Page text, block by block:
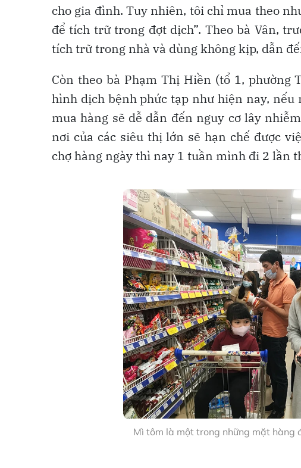
cho gia đình. Tuy nhiên, tôi chỉ mua theo
để tích trữ trong đợt dịch”. Theo bà Vân,
tích trữ trong nhà và dùng không kịp, dẫn
Còn theo bà Phạm Thị Hiền (tổ 1,
hình dịch bệnh phức tạp như hiện nay, nếu
mua hàng sẽ dễ dẫn đến nguy cơ lây
nơi của các siêu thị lớn sẽ hạn chế được
chợ hàng ngày thì nay 1 tuần mình đi 2 lần
Mì tôm là một trong những mặt hàng